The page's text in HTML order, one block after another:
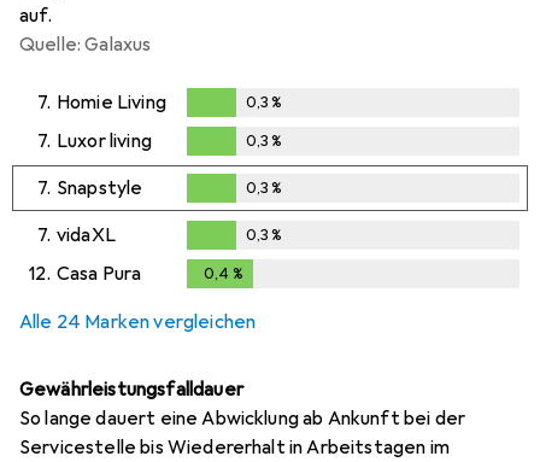
auf.
Quelle: Galaxus
7. Homie Living
0,3%
0,3%
7. Luxor living
0,3%
0,3%
7. Snapstyle
0,3%
0,3%
7. vidaXL
0,3%
0,3%
12. Casa Pura 0,4 %
Alle 24 Marken vergleichen
Gewährleistungsfalldauer
So lange dauert eine Abwicklung ab Ankunft bei der
Servicestelle bis Wiedererhalt in Arbeitstagen im